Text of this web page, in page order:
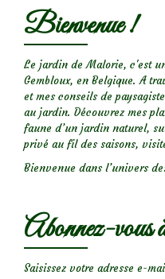
Bienvenue !
Le jardin de Malorie, c'est
Gembloux, en Belgique. A
et mes conseils de
au jardin. Découvrez mes
faune d’un jardin naturel,
privé au fil des saisons,
Bienvenue dans l’univers
Abonnez-vous
Saisissez votre adresse e-